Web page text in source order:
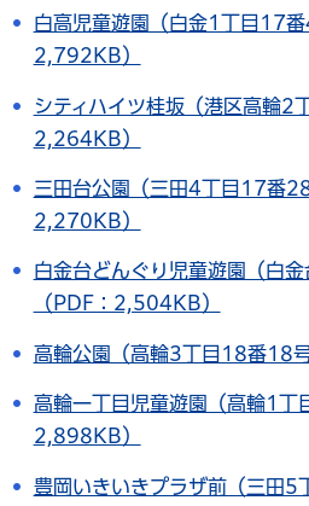
白高児童遊園（白金1丁目17番
2,792KB）
シティハイツ桂坂（港区高輪2
2,264KB）
三田台公園（三田4丁目17番
2,270KB）
白金台どんぐり児童遊園（白
（PDF：2,504KB）
高輪公園（高輪3丁目18番18
高輪一丁目児童遊園（高輪1丁
2,898KB）
豊岡いきいきプラザ前（三田5